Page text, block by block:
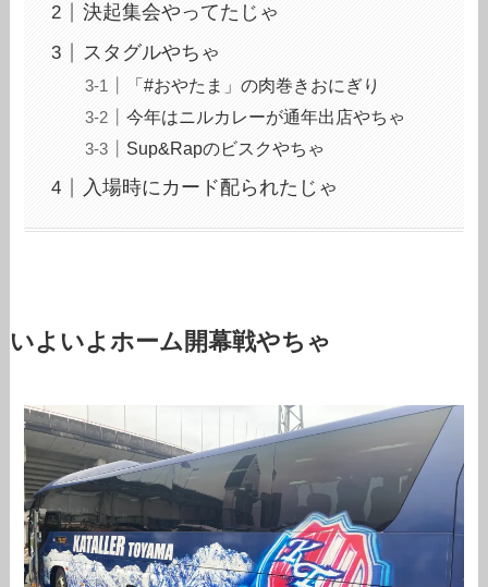
決起集会やってたじゃ
スタグルやちゃ
「#おやたま」の肉巻きおにぎり
今年はニルカレーが通年出店やちゃ
Sup&Rapのビスクやちゃ
入場時にカード配られたじゃ
いよいよホーム開幕戦やちゃ